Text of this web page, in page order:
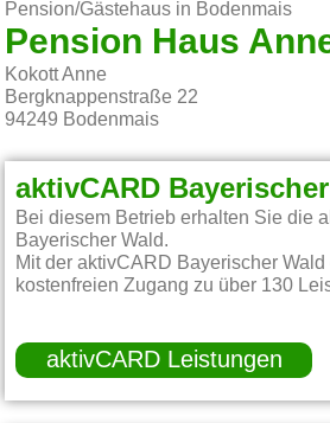
Pension/Gästehaus in Bodenmais
Pension Haus
Kokott Anne
Bergknappenstraße 22
94249 Bodenmais
Bei diesem Betrieb erhalten Sie die
Bayerischer Wald.
Mit der aktivCARD Bayerischer
kostenfreien Zugang zu über 130
aktivCARD Leistungen